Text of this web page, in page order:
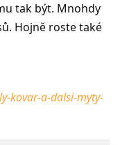
tak být. Mnohdy
Hojně roste také
kovar-a-dalsi-myty-